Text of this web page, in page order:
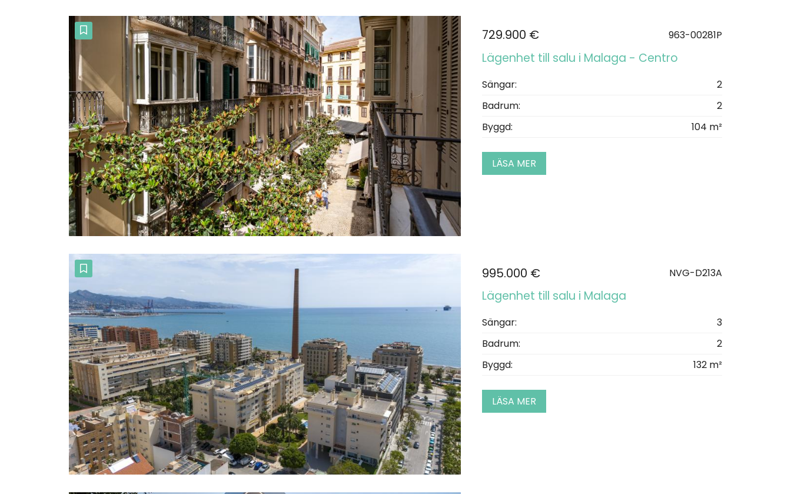
729.900 € 963-00281P
Lägenhet till salu i Malaga - Centro
Sängar:
2
Badrum:
2
Byggd:
104 m²
LÄSA MER
995.000 € NVG-D213A
Lägenhet till salu i Malaga
Sängar:
3
Badrum:
2
Byggd:
132 m²
LÄSA MER